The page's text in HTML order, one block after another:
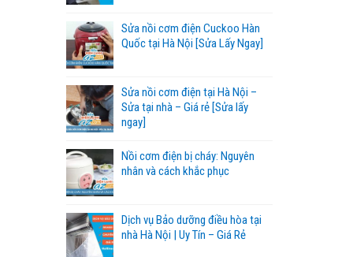
Sửa nồi cơm điện Cuckoo Hàn
Quốc tại Hà Nội [Sửa Lấy Ngay]
Sửa nồi cơm điện tại Hà Nội –
Sửa tại nhà – Giá rẻ [Sửa lấy
ngay]
Nồi cơm điện bị cháy: Nguyên
nhân và cách khắc phục
Dịch vụ Bảo dưỡng điều hòa tại
nhà Hà Nội | Uy Tín – Giá Rẻ